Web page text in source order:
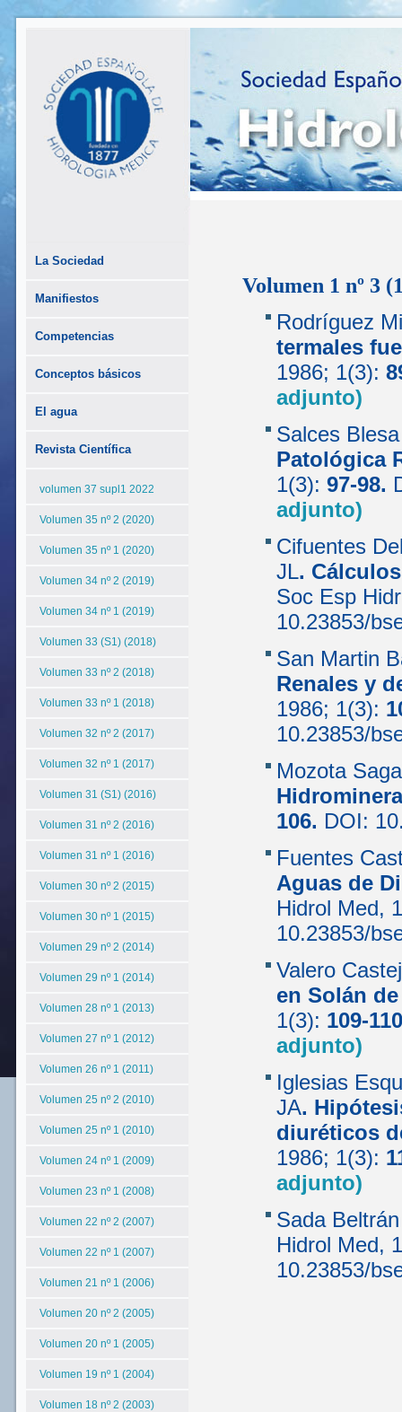
La Sociedad
Manifiestos
Competencias
Conceptos básicos
El agua
Revista Científica
volumen 37 supl1 2022
Volumen 35 nº 2 (2020)
Volumen 35 nº 1 (2020)
Volumen 34 nº 2 (2019)
Volumen 34 nº 1 (2019)
Volumen 33 (S1) (2018)
Volumen 33 nº 2 (2018)
Volumen 33 nº 1 (2018)
Volumen 32 nº 2 (2017)
Volumen 32 nº 1 (2017)
Volumen 31 (S1) (2016)
Volumen 31 nº 2 (2016)
Volumen 31 nº 1 (2016)
Volumen 30 nº 2 (2015)
Volumen 30 nº 1 (2015)
Volumen 29 nº 2 (2014)
Volumen 29 nº 1 (2014)
Volumen 28 nº 1 (2013)
Volumen 27 nº 1 (2012)
Volumen 26 nº 1 (2011)
Volumen 25 nº 2 (2010)
Volumen 25 nº 1 (2010)
Volumen 24 nº 1 (2009)
Volumen 23 nº 1 (2008)
Volumen 22 nº 2 (2007)
Volumen 22 nº 1 (2007)
Volumen 21 nº 1 (2006)
Volumen 20 nº 2 (2005)
Volumen 20 nº 1 (2005)
Volumen 19 nº 1 (2004)
Volumen 18 nº 2 (2003)
Volumen 1 nº 3
Rodríguez
termales
1986; 1(3):
adjunto)
Salces
Patológica
1(3): 97-98.
adjunto)
Cifuentes
JL.
Soc Esp
10.23853/
San Martin
Renales y
1986; 1(3):
10.23853/
Mozota
106. DOI:
Fuentes
Aguas de
Hidrol Med,
10.23853/
Valero
en Solán
1(3): 109-
adjunto)
Iglesias
JA.
diuréticos
1986; 1(3):
adjunto)
Sada
Hidrol Med,
10.23853/